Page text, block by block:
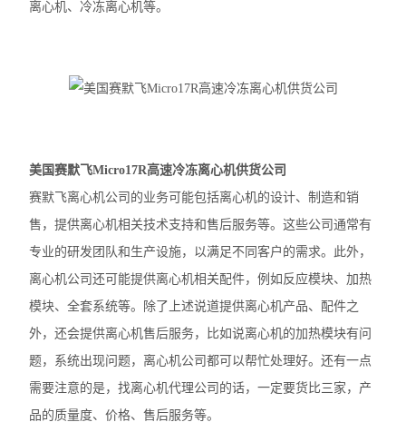
大龙金属浴
大龙混匀仪振荡器
艾本德5430R冷冻离心机
艾本德5425微量离心机
艾本德MiniSpin离心机
赛默飞ST1R冷冻离心机
离心机、冷冻离心机等。
美国赛默飞Micro17R高速冷冻离心机供货公司
赛默飞离心机公司的业务可能包括离心机的设计、制造和销
售，提供离心机相关技术支持和售后服务等。这些公司通常有
专业的研发团队和生产设施，以满足不同客户的需求。此外，
离心机公司还可能提供离心机相关配件，例如反应模块、加热
模块、全套系统等。除了上述说道提供离心机产品、配件之
外，还会提供离心机售后服务，比如说离心机的加热模块有问
题，系统出现问题，离心机公司都可以帮忙处理好。还有一点
需要注意的是，找离心机代理公司的话，一定要货比三家，产
品的质量度、价格、售后服务等。